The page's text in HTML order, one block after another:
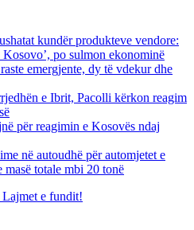
kundër produkteve vendore:
po sulmon ekonominë
emergjente, dy të vdekur dhe
e Ibrit, Pacolli kërkon reagim
për reagimin e Kosovës ndaj
në autoudhë për automjetet e
masë totale mbi 20 tonë